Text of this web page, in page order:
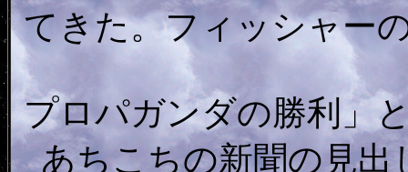
てきた。フィッシャー
プロパガンダの勝利」
あちこちの新聞の見